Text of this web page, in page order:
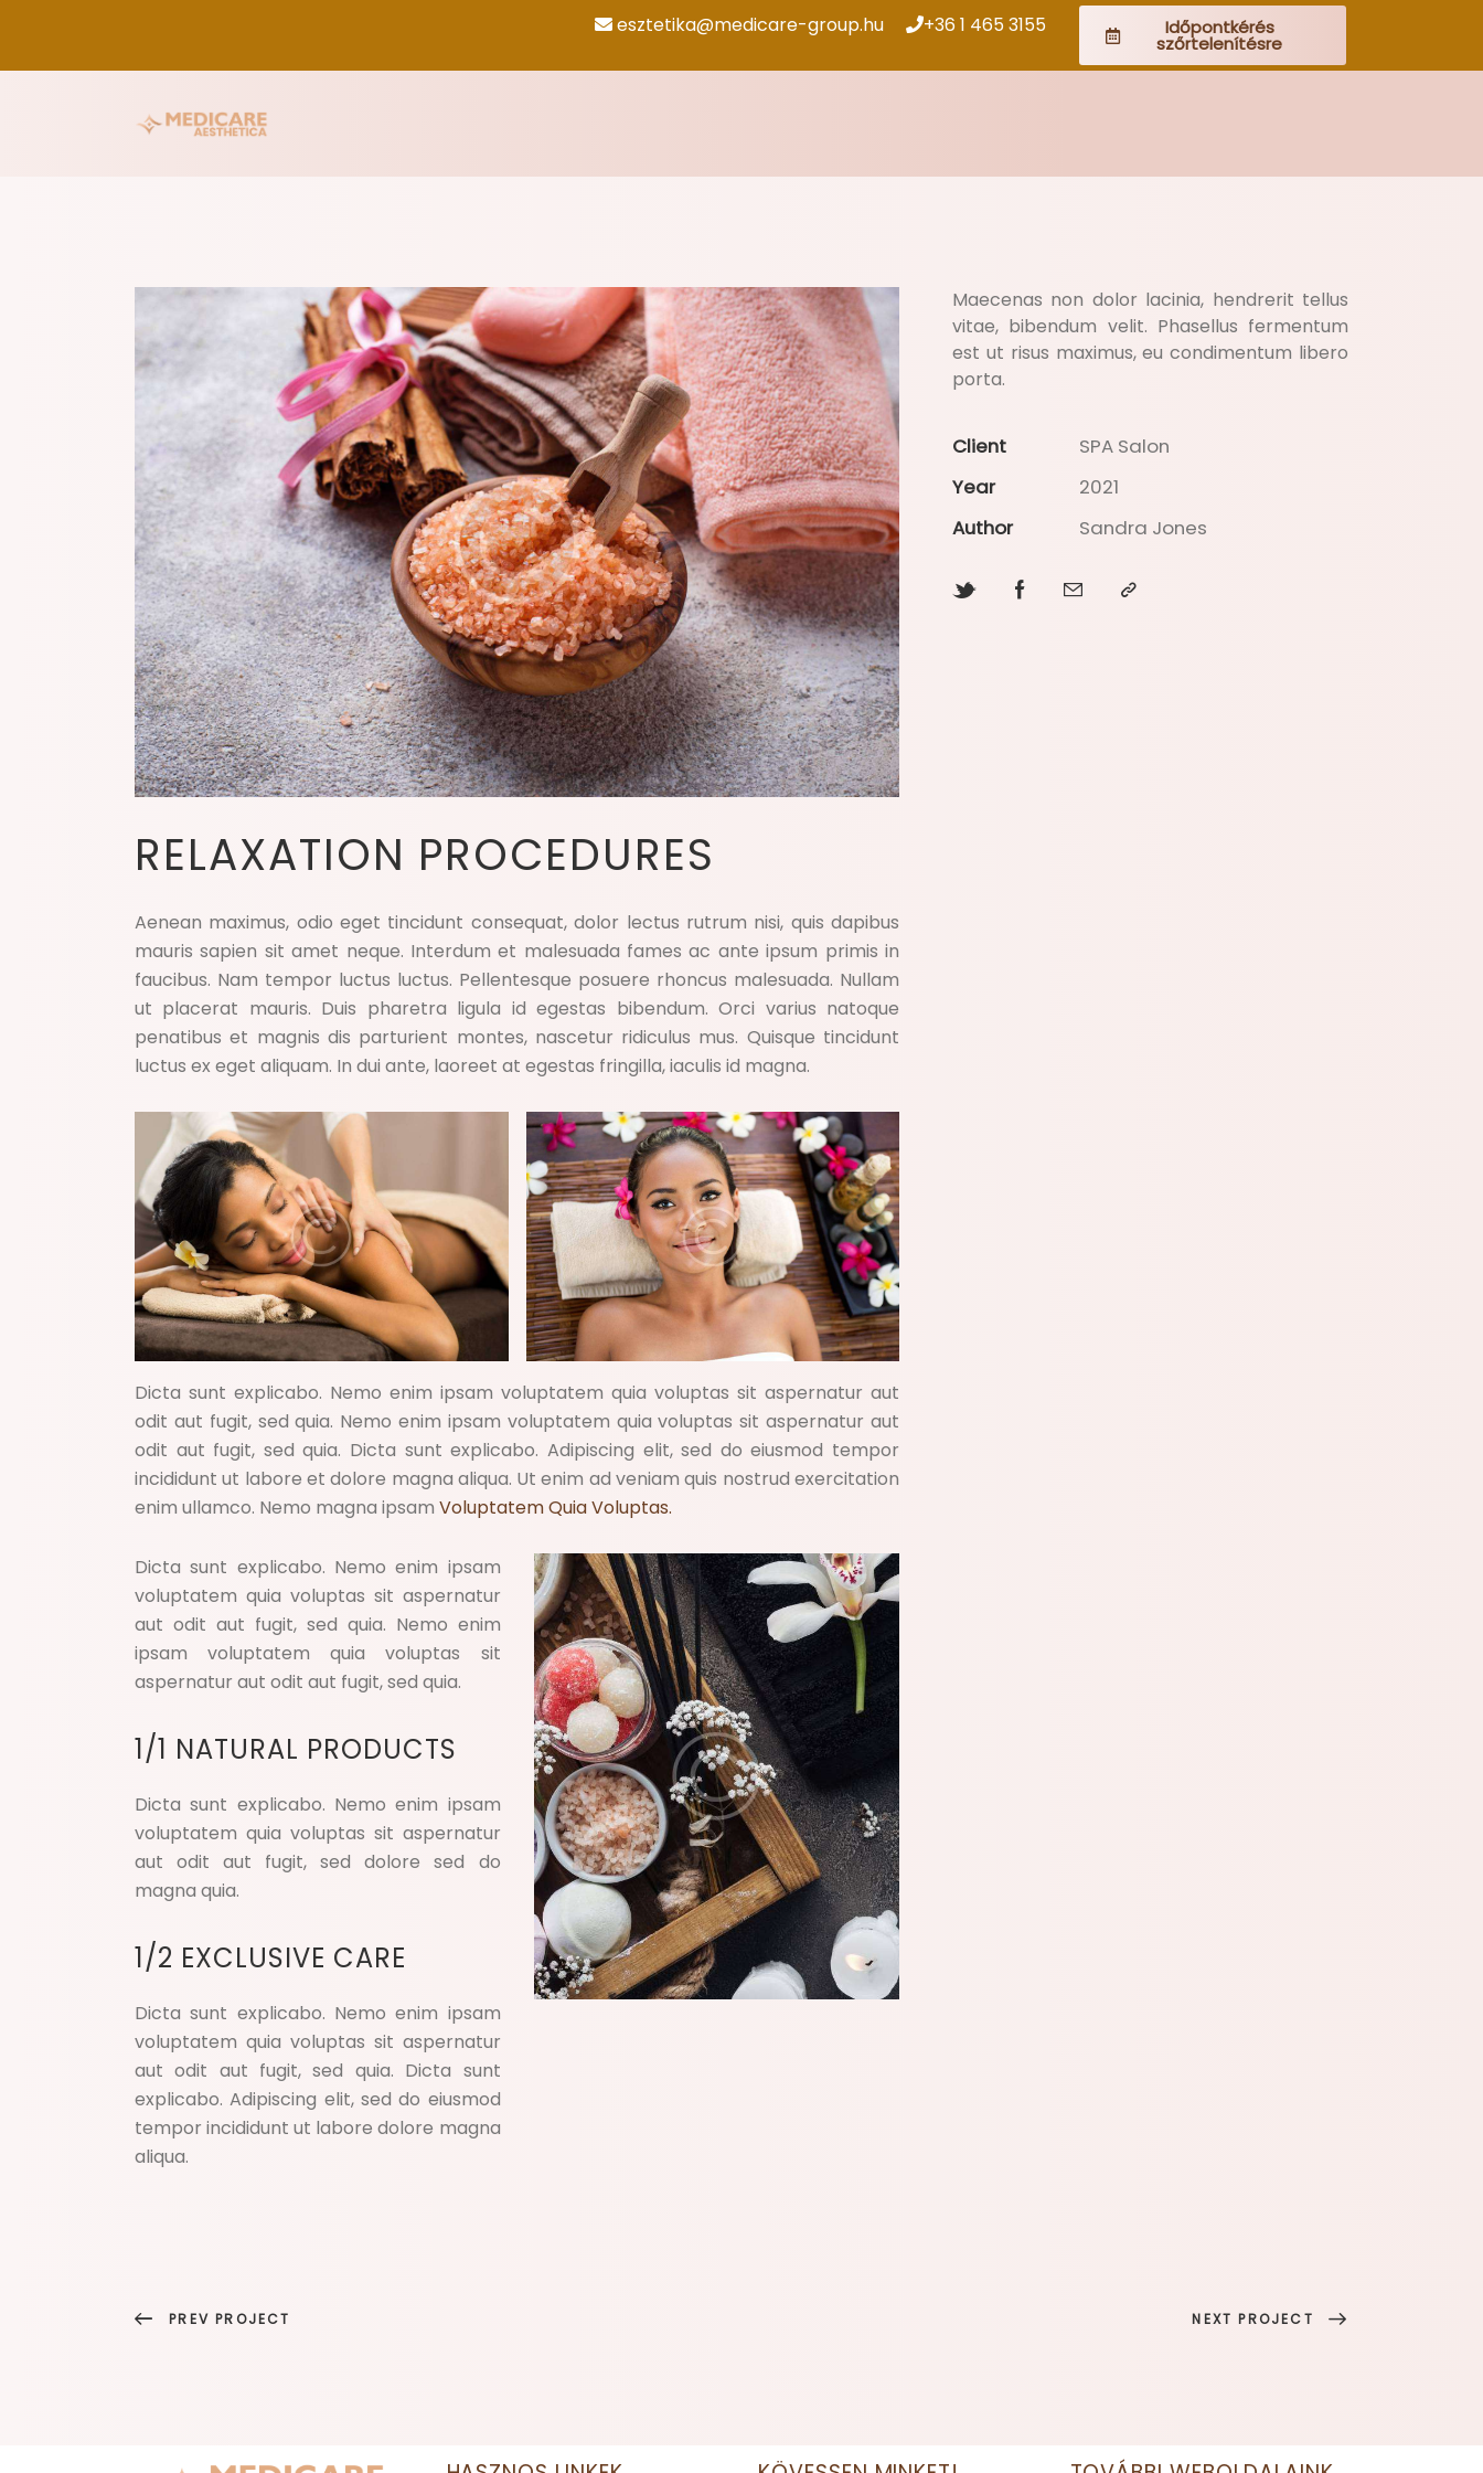
esztetika@medicare-group.hu +36 1 465 3155 Időpontkérés
szőrtelenítésre
RELAXATION PROCEDURES
Aenean maximus, odio eget tincidunt consequat, dolor lectus rutrum nisi, quis dapibus
mauris sapien sit amet neque. Interdum et malesuada fames ac ante ipsum primis in
faucibus. Nam tempor luctus luctus. Pellentesque posuere rhoncus malesuada. Nullam
ut placerat mauris. Duis pharetra ligula id egestas bibendum. Orci varius natoque
penatibus et magnis dis parturient montes, nascetur ridiculus mus. Quisque tincidunt
luctus ex eget aliquam. In dui ante, laoreet at egestas fringilla, iaculis id magna.
Dicta sunt explicabo. Nemo enim ipsam voluptatem quia voluptas sit aspernatur aut
odit aut fugit, sed quia. Nemo enim ipsam voluptatem quia voluptas sit aspernatur aut
odit aut fugit, sed quia. Dicta sunt explicabo. Adipiscing elit, sed do eiusmod tempor
incididunt ut labore et dolore magna aliqua. Ut enim ad veniam quis nostrud exercitation
enim ullamco. Nemo magna ipsam Voluptatem Quia Voluptas.
Dicta sunt explicabo. Nemo enim ipsam
voluptatem quia voluptas sit aspernatur
aut odit aut fugit, sed quia. Nemo enim
ipsam voluptatem quia voluptas sit
aspernatur aut odit aut fugit, sed quia.
1/1 NATURAL PRODUCTS
Dicta sunt explicabo. Nemo enim ipsam
voluptatem quia voluptas sit aspernatur
aut odit aut fugit, sed dolore sed do
magna quia.
1/2 EXCLUSIVE CARE
Dicta sunt explicabo. Nemo enim ipsam
voluptatem quia voluptas sit aspernatur
aut odit aut fugit, sed quia. Dicta sunt
explicabo. Adipiscing elit, sed do eiusmod
tempor incididunt ut labore dolore magna
aliqua.
Maecenas non dolor lacinia, hendrerit tellus
vitae, bibendum velit. Phasellus fermentum
est ut risus maximus, eu condimentum libero
porta.
Client
SPA Salon
Year
2021
Author
Sandra Jones
PREV PROJECT NEXT PROJECT